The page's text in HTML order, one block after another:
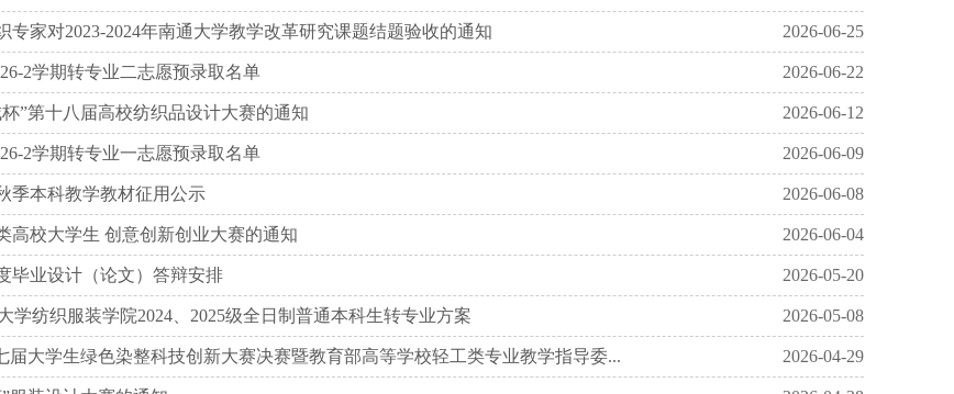
专家对2023-2024年南通大学教学改革研究课题结题验收的通知 2026-06-25
2学期转专业二志愿预录取名单 2026-06-22
”第十八届高校纺织品设计大赛的通知 2026-06-12
2学期转专业一志愿预录取名单 2026-06-09
季本科教学教材征用公示 2026-06-08
高校大学生 创意创新创业大赛的通知 2026-06-04
毕业设计（论文）答辩安排 2026-05-20
学纺织服装学院2024、2025级全日制普通本科生转专业方案 2026-05-08
届大学生绿色染整科技创新大赛决赛暨教育部高等学校轻工类专业教学指导委... 2026-04-29